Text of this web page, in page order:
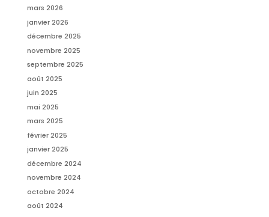
mars 2026
janvier 2026
décembre 2025
novembre 2025
septembre 2025
août 2025
juin 2025
mai 2025
mars 2025
février 2025
janvier 2025
décembre 2024
novembre 2024
octobre 2024
août 2024